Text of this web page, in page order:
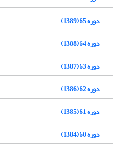
دوره 65 (1389)
دوره 64 (1388)
دوره 63 (1387)
دوره 62 (1386)
دوره 61 (1385)
دوره 60 (1384)